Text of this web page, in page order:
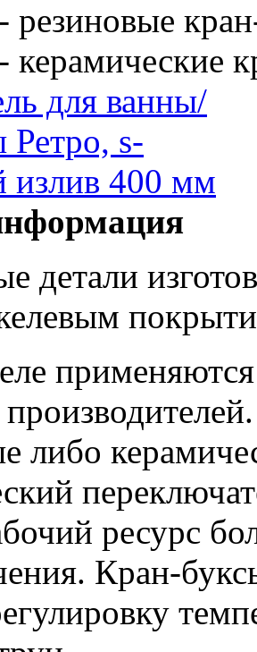
резиновые
керамические
детали
либо
ресурс
Кран-